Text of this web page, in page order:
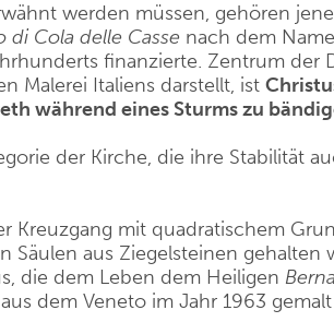
werden müssen, gehören
di Cola delle Casse nach dem
finanzierte. Zentrum der
Malerei Italiens darstellt, ist
während eines Sturms zu
der Kirche, die ihre Stabilität
Kreuzgang mit quadratischem
Säulen aus Ziegelsteinen gehalten
die dem Leben dem Heiligen
aus dem Veneto im Jahr 1963